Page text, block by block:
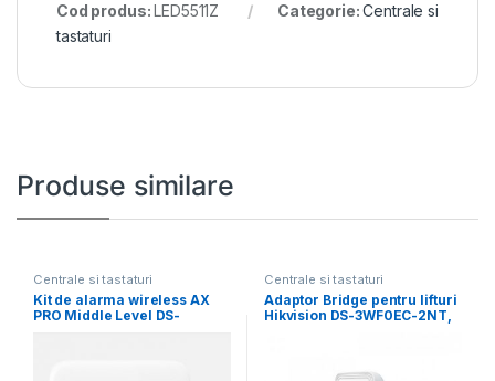
Cod produs:LED5511Z Categorie:Centrale si
tastaturi
Produse similare
Centrale si tastaturi
Kit de alarma wireless AX
PRO Middle Level DS-
Centrale si tastaturi
Adaptor Bridge pentru lifturi
Hikvision DS-3WF0EC-2NT,